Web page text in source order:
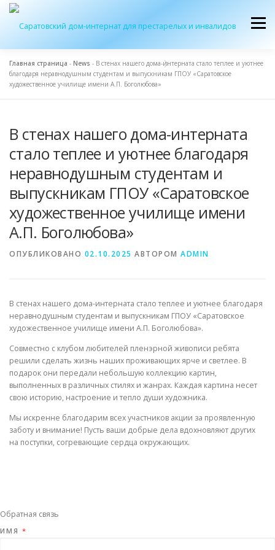
Перейти
содержимому
Меню
ОБ УЧРЕЖДЕНИИ ЭКСКУРСИЯ ПРИЕМ
ЖУРНАЛ “ДОМ” КОНТАКТЫ
Главная страница - News - В стенах нашего дома-интерната стало теплее и уютнее
благодаря неравнодушным студентам и выпускникам ГПОУ «Саратовское
художественное училище имени А.П. Боголюбова»
В стенах нашего дома-интерната
стало теплее и уютнее благодаря
неравнодушным студентам и
выпускникам ГПОУ «Саратовское
художественное училище имени
А.П. Боголюбова»
ОПУБЛИКОВАНО 02.10.2025 АВТОРОМ ADMIN
В стенах нашего дома-интерната стало теплее и уютнее благодаря
неравнодушным студентам и выпускникам ГПОУ «Саратовское
художественное училище имени А.П. Боголюбова».
Совместно с клубом любителей пленэрной живописи ребята
решили сделать жизнь наших проживающих ярче и светлее. В
подарок они передали небольшую коллекцию картин,
выполненных в различных стилях и жанрах. Каждая картина несет
свою историю, настроение и тепло души художника.
Мы искренне благодарим всех участников акции за проявленную
заботу и внимание! Пусть ваши добрые дела вдохновляют других
на поступки, согревающие сердца окружающих.
Обратная связь
ИМЯ *